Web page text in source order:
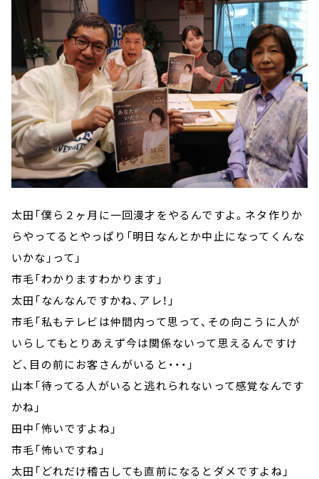
太田「僕ら２ヶ月に一回漫才をやるんですよ。ネタ作りか
らやってるとやっぱり「明日なんとか中止になってくんな
いかな」って」
市毛「わかりますわかります」
太田「なんなんですかね、アレ！」
市毛「私もテレビは仲間内って思って、その向こうに人が
いらしてもとりあえず今は関係ないって思えるんですけ
ど、目の前にお客さんがいると・・・」
山本「待ってる人がいると逃れられないって感覚なんです
かね」
田中「怖いですよね」
市毛「怖いですね」
太田「どれだけ稽古しても直前になるとダメですよね」